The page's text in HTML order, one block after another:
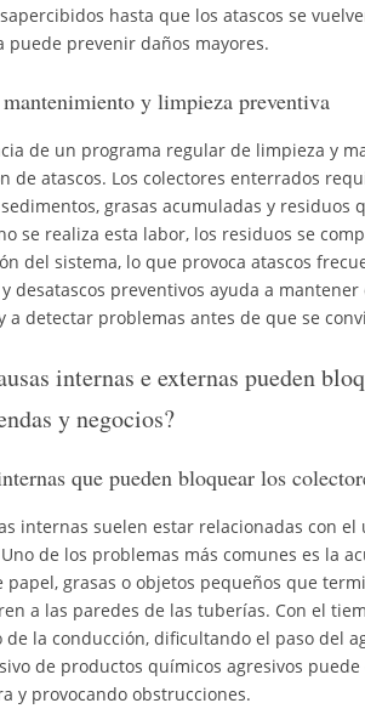
hasta que los atascos se
puede prevenir daños mayores.
y limpieza preventiva
de un programa regular de limpieza y
de atascos. Los colectores enterrados
grasas acumuladas y residuos
se realiza esta labor, los residuos se
del sistema, lo que provoca atascos
desatascos preventivos ayuda a
a detectar problemas antes de que se
internas e externas pueden
y negocios?
que pueden bloquear los
internas suelen estar relacionadas con
de los problemas más comunes es la
papel, grasas o objetos pequeños que
a las paredes de las tuberías. Con el
la conducción, dificultando el paso del
de productos químicos agresivos
y provocando obstrucciones.